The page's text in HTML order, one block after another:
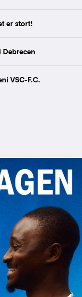
er stort!
Debrecen
VSC-F.C.